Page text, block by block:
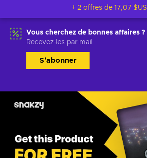
+ 2 offres de 17,07 $US
Vous cherchez de bonnes affaires ?
Recevez-les par mail
S’abonner